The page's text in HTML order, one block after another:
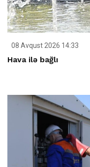
08 Avqust 2026 14:33
Hava ilə bağlı